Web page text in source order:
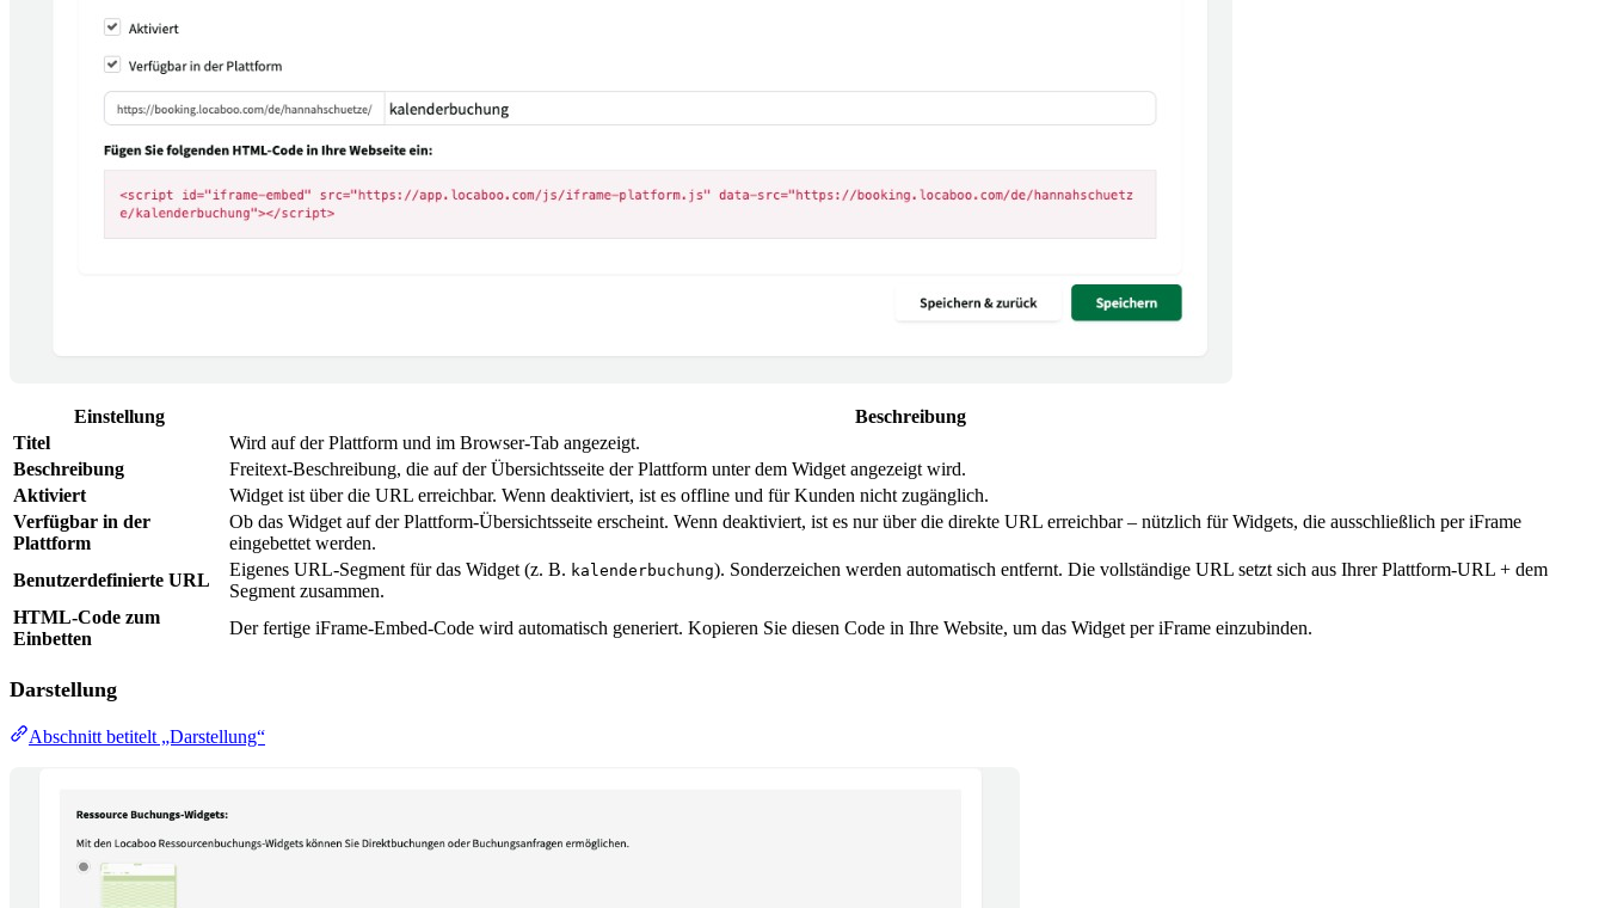
Einstellung
Beschreibung
Titel
Wird auf der Plattform und im Browser-Tab angezeigt.
Beschreibung
Freitext-Beschreibung, die auf der Übersichtsseite der Plattform unter dem Widget angezeigt wird.
Aktiviert
Widget ist über die URL erreichbar. Wenn deaktiviert, ist es offline und für Kunden nicht zugänglich.
Verfügbar in der
Plattform
Ob das Widget auf der Plattform-Übersichtsseite erscheint. Wenn deaktiviert, ist es nur über die direkte URL erreichbar – nützlich für Widgets, die ausschließlich per iFrame
eingebettet werden.
Benutzerdefinierte URL
Eigenes URL-Segment für das Widget (z. B. kalenderbuchung). Sonderzeichen werden automatisch entfernt. Die vollständige URL setzt sich aus Ihrer Plattform-URL + dem
Segment zusammen.
HTML-Code zum
Einbetten
Der fertige iFrame-Embed-Code wird automatisch generiert. Kopieren Sie diesen Code in Ihre Website, um das Widget per iFrame einzubinden.
Darstellung
Abschnitt betitelt „Darstellung“